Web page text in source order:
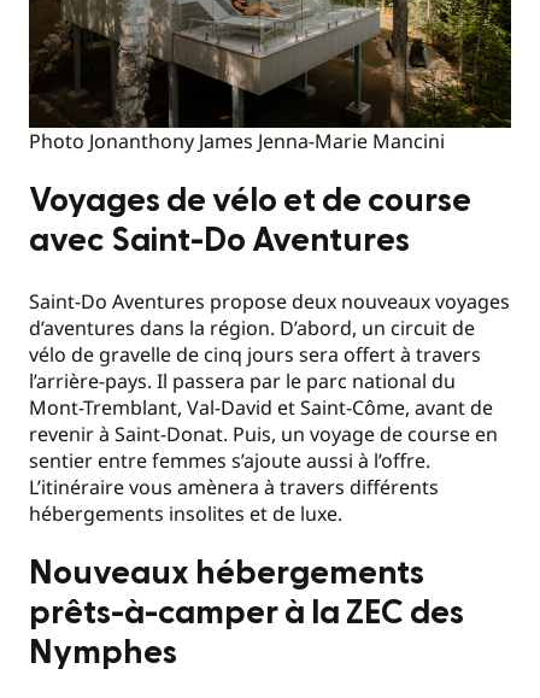
Photo Jonanthony James Jenna-Marie Mancini
Voyages de vélo et de course
avec Saint-Do Aventures
Saint-Do Aventures propose deux nouveaux voyages
d’aventures dans la région. D’abord, un circuit de
vélo de gravelle de cinq jours sera offert à travers
l’arrière-pays. Il passera par le parc national du
Mont-Tremblant, Val-David et Saint-Côme, avant de
revenir à Saint-Donat. Puis, un voyage de course en
sentier entre femmes s’ajoute aussi à l’offre.
L’itinéraire vous amènera à travers différents
hébergements insolites et de luxe.
Nouveaux hébergements
prêts-à-camper à la ZEC des
Nymphes